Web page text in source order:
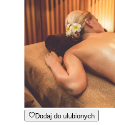
Dodaj do ulubionych